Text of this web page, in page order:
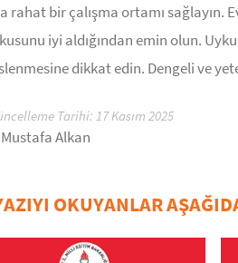
rahat bir çalışma ortamı sağlayın.
iyi aldığından emin olun.
dikkat edin. Dengeli ve
Tarihi: 17 Kasım 2025
Mustafa Alkan
OKUYANLAR